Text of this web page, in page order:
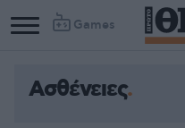
Games
Ασθένειες